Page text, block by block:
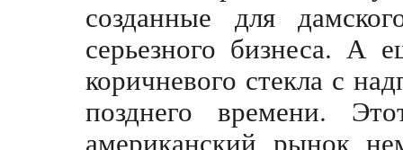
созданные для
серьезного бизнеса. А
коричневого стекла с
позднего времени.
американский рынок